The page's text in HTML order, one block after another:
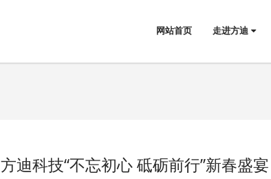
网站首页 走进方迪
方迪科技“不忘初心 砥砺前行”新春盛宴